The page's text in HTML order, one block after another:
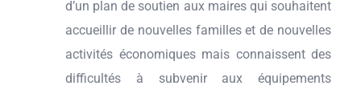
d’un plan de soutien aux maires qui souhaitent
accueillir de nouvelles familles et de nouvelles
activités économiques mais connaissent des
difficultés à subvenir aux équipements